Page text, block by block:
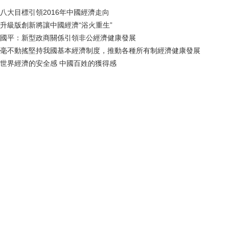
八大目標引領2016年中國經濟走向
升級版創新將讓中國經濟“浴火重生”
國平：新型政商關係引領非公經濟健康發展
毫不動搖堅持我國基本經濟制度，推動各種所有制經濟健康發展
世界經濟的安全感 中國百姓的獲得感